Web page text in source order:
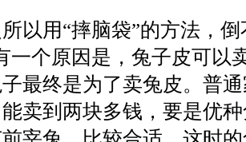
以用“摔脑袋”的方法，
一个原因是，兔子皮可以
最终是为了卖兔皮。普
卖到两块多钱，要是优